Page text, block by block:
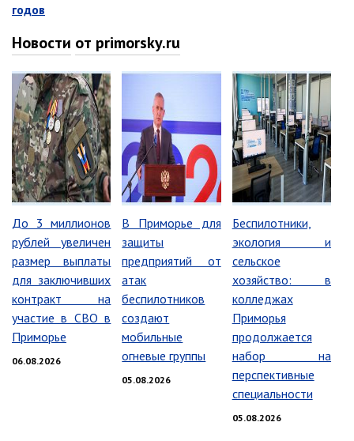
Информация о ходе выполнения
перспективного плана работы на 2025
Информация о ходе выполнения
перспективного плана работы на 2024
год
Информация о ходе выполнения
перспективного плана работы на 2023
год
Информация о ходе выполнения
перспективного плана работы на 2022
год
Информация о ходе выполнения
перспективного плана работы на 2021
год
Информация о ходе выполнения
перспективного плана работы на 2020
год
МУНИЦИПАЛЬНАЯ СЛУЖБА
Сведения о доходах
годов
Новости от primorsky.ru
До 3 миллионов
рублей увеличен
размер выплаты
для заключивших
контракт на
участие в СВО в
Приморье
06.08.2026
В Приморье для
защиты
предприятий от
атак
беспилотников
создают
мобильные
огневые группы
05.08.2026
Беспилотники,
экология и
сельское
хозяйство: в
колледжах
Приморья
продолжается
набор на
перспективные
специальности
05.08.2026